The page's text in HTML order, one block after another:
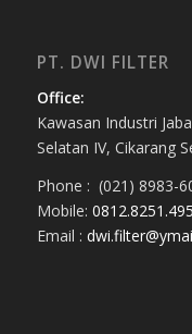
PT. DWI FILTER
Office:
Kawasan Industri
Selatan IV, Cikarang
Phone : (021) 8983-
Mobile:
Email :